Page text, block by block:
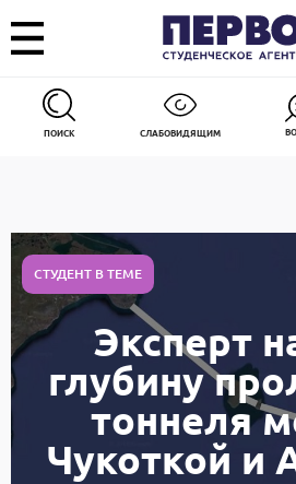
ПОИСК СЛАБОВИДЯЩИМ
СТУДЕНТ В ТЕМЕ
Эксперт
глубину
тоннеля
Чукоткой и